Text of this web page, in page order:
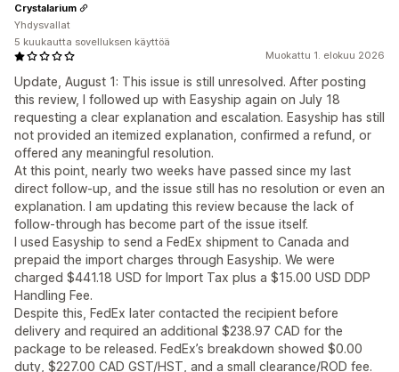
Muokattu 1. elokuu 2026
Update, August 1: This issue is still unresolved. After posting
this review, I followed up with Easyship again on July 18
requesting a clear explanation and escalation. Easyship has still
not provided an itemized explanation, confirmed a refund, or
offered any meaningful resolution.
At this point, nearly two weeks have passed since my last
direct follow-up, and the issue still has no resolution or even an
explanation. I am updating this review because the lack of
follow-through has become part of the issue itself.
I used Easyship to send a FedEx shipment to Canada and
prepaid the import charges through Easyship. We were
charged $441.18 USD for Import Tax plus a $15.00 USD DDP
Handling Fee.
Despite this, FedEx later contacted the recipient before
delivery and required an additional $238.97 CAD for the
package to be released. FedEx’s breakdown showed $0.00
duty, $227.00 CAD GST/HST, and a small clearance/ROD fee.
Crystalarium
Yhdysvallat
5 kuukautta sovelluksen käyttöä